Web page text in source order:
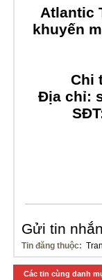
Atlantic
khuyến
Chi
Địa chỉ:
Gửi tin
Tin đăng thuộc:
Các tin cùng danh